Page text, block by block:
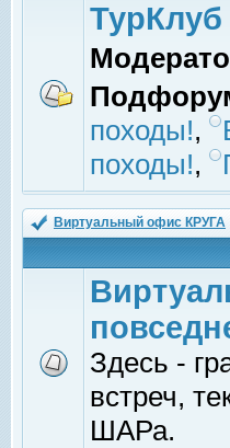
ТурКлуб
походы!,
походы!,
Виртуальный офис КРУГА
Здесь -
встреч,
ШАРа.